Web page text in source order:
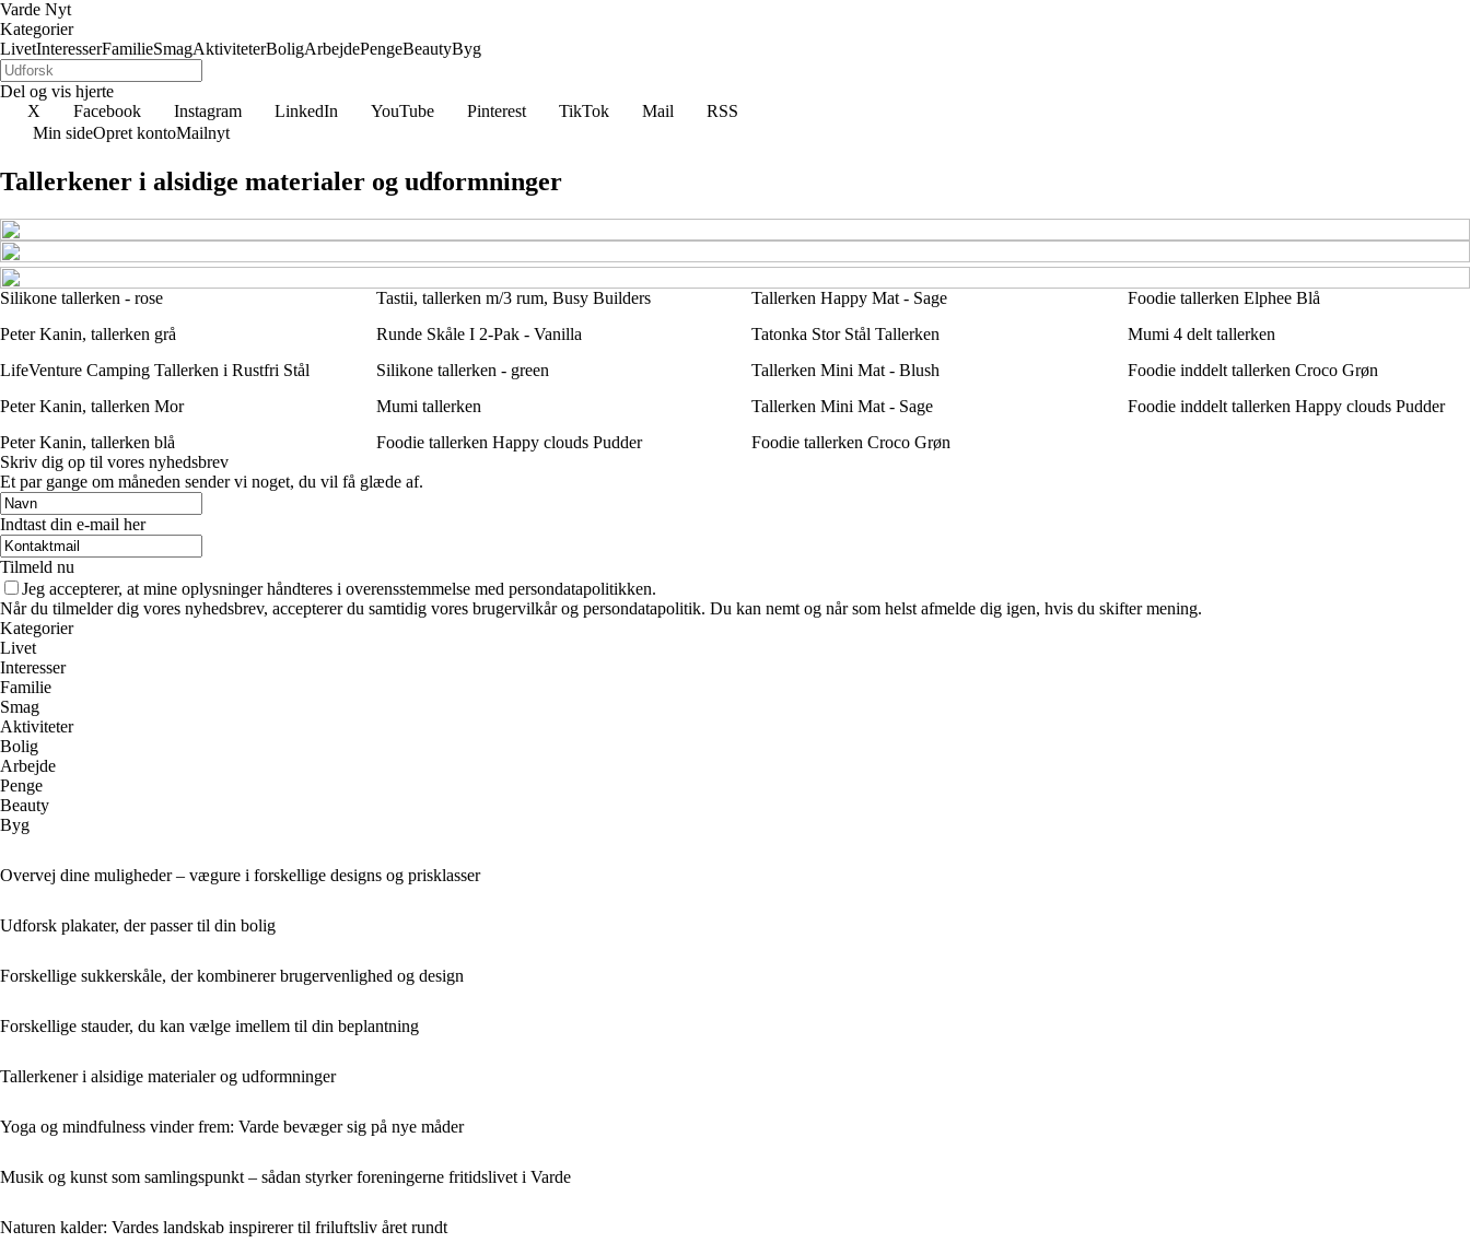
Varde Nyt
Kategorier
LivetInteresserFamilieSmagAktiviteterBoligArbejdePengeBeautyByg
Del og vis hjerte
X
Facebook Instagram LinkedIn YouTube Pinterest TikTok Mail
RSS
Min sideOpret kontoMailnyt
Tallerkener i alsidige materialer og udformninger
Silikone tallerken - rose Tastii, tallerken m/3 rum, Busy Builders Tallerken Happy Mat - Sage
Foodie tallerken Elphee Blå
Peter Kanin, tallerken grå
Runde Skåle I 2-Pak - Vanilla Tatonka Stor Stål Tallerken
Mumi 4 delt tallerken
LifeVenture Camping Tallerken i Rustfri Stål
Silikone tallerken - green Tallerken Mini Mat - Blush
Foodie inddelt tallerken Croco Grøn
Peter Kanin, tallerken Mor
Mumi tallerken Tallerken Mini Mat - Sage
Foodie inddelt tallerken Happy clouds Pudder
Peter Kanin, tallerken blå
Foodie tallerken Happy clouds Pudder
Foodie tallerken Croco Grøn
Skriv dig op til vores nyhedsbrev
Et par gange om måneden sender vi noget, du vil få glæde af.
Indtast din e-mail her
Tilmeld nu
Jeg accepterer, at mine oplysninger håndteres i overensstemmelse med persondatapolitikken.
Når du tilmelder dig vores nyhedsbrev, accepterer du samtidig vores brugervilkår og persondatapolitik. Du kan nemt og når som helst afmelde dig igen, hvis du skifter mening.
Kategorier
Livet
Interesser
Familie
Smag
Aktiviteter
Bolig
Arbejde
Penge
Beauty
Byg
Overvej dine muligheder – vægure i forskellige designs og prisklasser
Udforsk plakater, der passer til din bolig
Forskellige sukkerskåle, der kombinerer brugervenlighed og design
Forskellige stauder, du kan vælge imellem til din beplantning
Tallerkener i alsidige materialer og udformninger
Yoga og mindfulness vinder frem: Varde bevæger sig på nye måder
Musik og kunst som samlingspunkt – sådan styrker foreningerne fritidslivet i Varde
Naturen kalder: Vardes landskab inspirerer til friluftsliv året rundt